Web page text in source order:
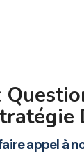
appel à